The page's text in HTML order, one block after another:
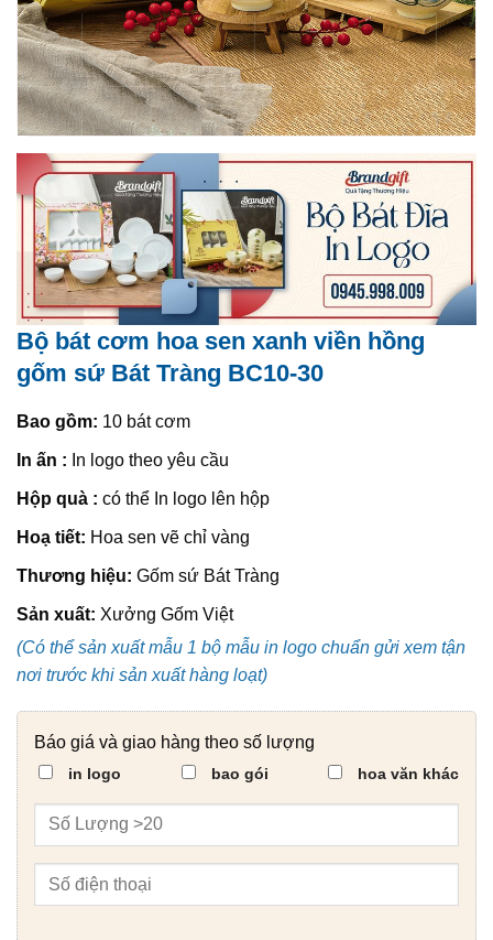
Bộ bát cơm hoa sen xanh viền hồng
gốm sứ Bát Tràng BC10-30
Bao gồm: 10 bát cơm
In ấn : In logo theo yêu cầu
Hộp quà : có thể In logo lên hộp
Hoạ tiết: Hoa sen vẽ chỉ vàng
Thương hiệu: Gốm sứ Bát Tràng
Sản xuất: Xưởng Gốm Việt
(Có thể sản xuất mẫu 1 bộ mẫu in logo chuẩn gửi xem tận
nơi trước khi sản xuất hàng loạt)
Báo giá và giao hàng theo số lượng
in logo bao gói hoa văn khác